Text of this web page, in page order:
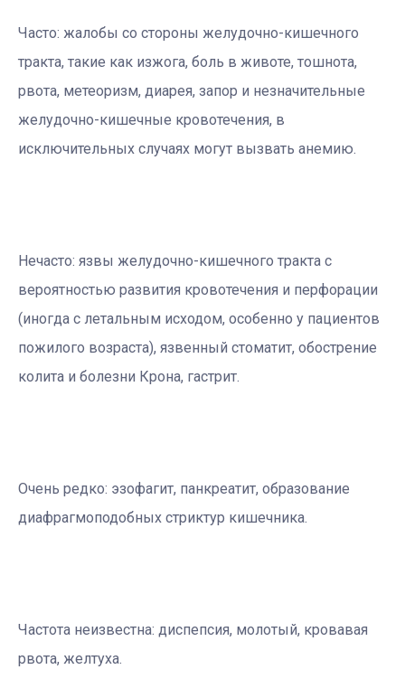
Часто: жалобы со стороны желудочно-кишечного
тракта, такие как изжога, боль в животе, тошнота,
рвота, метеоризм, диарея, запор и незначительные
желудочно-кишечные кровотечения, в
исключительных случаях могут вызвать анемию.
Нечасто: язвы желудочно-кишечного тракта с
вероятностью развития кровотечения и перфорации
(иногда с летальным исходом, особенно у пациентов
пожилого возраста), язвенный стоматит, обострение
колита и болезни Крона, гастрит.
Очень редко: эзофагит, панкреатит, образование
диафрагмоподобных стриктур кишечника.
Частота неизвестна: диспепсия, молотый, кровавая
рвота, желтуха.